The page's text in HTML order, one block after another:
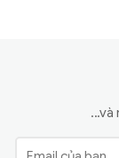
...và